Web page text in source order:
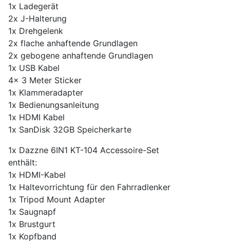
1x Ladegerät
2x J-Halterung
1x Drehgelenk
2x flache anhaftende Grundlagen
2x gebogene anhaftende Grundlagen
1x USB Kabel
4x 3 Meter Sticker
1x Klammeradapter
1x Bedienungsanleitung
1x HDMI Kabel
1x SanDisk 32GB Speicherkarte
1x Dazzne 6IN1 KT-104 Accessoire-Set
enthält:
1x HDMI-Kabel
1x Haltevorrichtung für den Fahrradlenker
1x Tripod Mount Adapter
1x Saugnapf
1x Brustgurt
1x Kopfband